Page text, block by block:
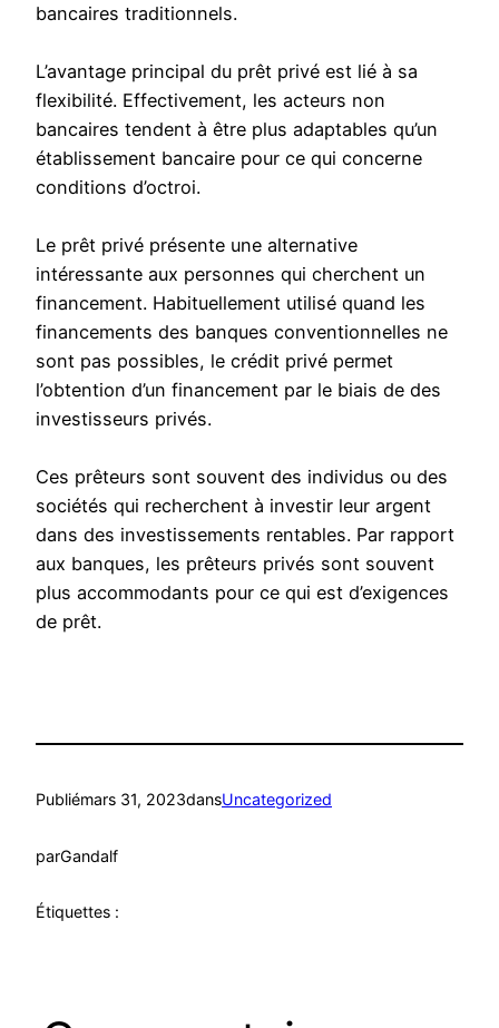
bancaires traditionnels.
L’avantage principal du prêt privé est lié à sa
flexibilité. Effectivement, les acteurs non
bancaires tendent à être plus adaptables qu’un
établissement bancaire pour ce qui concerne
conditions d’octroi.
Le prêt privé présente une alternative
intéressante aux personnes qui cherchent un
financement. Habituellement utilisé quand les
financements des banques conventionnelles ne
sont pas possibles, le crédit privé permet
l’obtention d’un financement par le biais de des
investisseurs privés.
Ces prêteurs sont souvent des individus ou des
sociétés qui recherchent à investir leur argent
dans des investissements rentables. Par rapport
aux banques, les prêteurs privés sont souvent
plus accommodants pour ce qui est d’exigences
de prêt.
Publiémars 31, 2023dansUncategorized
parGandalf
Étiquettes :